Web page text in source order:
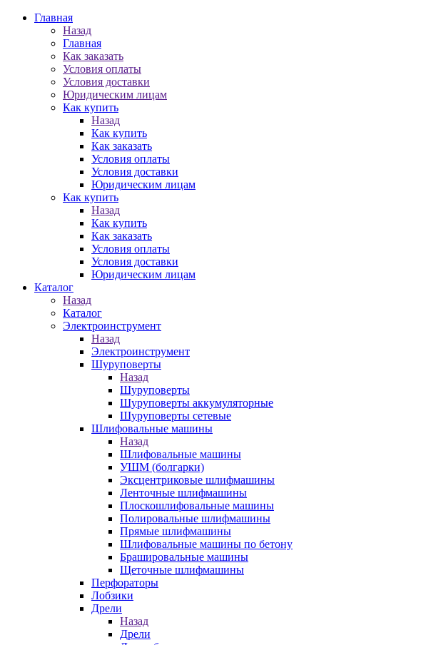
Главная
Назад
Главная
Как заказать
Условия оплаты
Условия доставки
Юридическим лицам
Как купить
Назад
Как купить
Как заказать
Условия оплаты
Условия доставки
Юридическим лицам
Как купить
Назад
Как купить
Как заказать
Условия оплаты
Условия доставки
Юридическим лицам
Каталог
Назад
Каталог
Электроинструмент
Назад
Электроинструмент
Шуруповерты
Назад
Шуруповерты
Шуруповерты аккумуляторные
Шуруповерты сетевые
Шлифовальные машины
Назад
Шлифовальные машины
УШМ (болгарки)
Эксцентриковые шлифмашины
Ленточные шлифмашины
Плоскошлифовальные машины
Полировальные шлифмашины
Прямые шлифмашины
Шлифовальные машины по бетону
Брашировальные машины
Щеточные шлифмашины
Перфораторы
Лобзики
Дрели
Назад
Дрели